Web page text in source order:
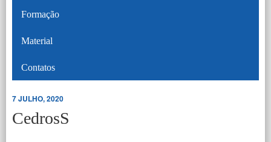
Formação
Material
Contatos
7 JULHO, 2020
CedrosS